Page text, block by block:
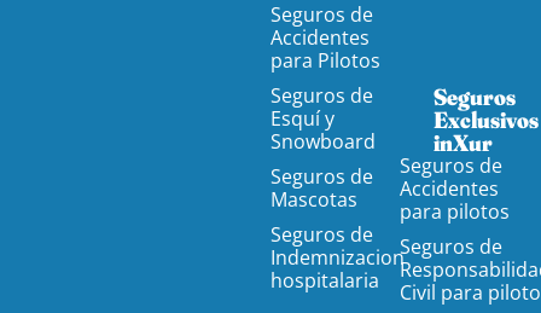
Seguros de
Accidentes
para Pilotos
Seguros de
Esquí y
Snowboard
Seguros de
Mascotas
Seguros de
Indemnizacion
hospitalaria
Seguros
Exclusivos
inXur
Seguros de
Accidentes
para pilotos
Seguros de
Civil para